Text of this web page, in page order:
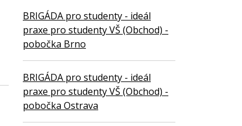
BRIGÁDA pro studenty - ideál
praxe pro studenty VŠ (Obchod) -
pobočka Brno
BRIGÁDA pro studenty - ideál
praxe pro studenty VŠ (Obchod) -
pobočka Ostrava